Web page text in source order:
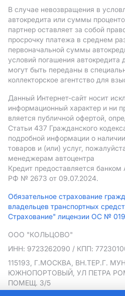
В случае невозвращения в
автокредита или суммы
партнер оставляет за собой
просрочку платежа в среднем
первоначальной суммы
условий погашения автокредита
могут быть переданы в
коллекторское агентство для
Данный Интернет-сайт носит
информационный характер и ни
вляется публичной офертой,
Статьи 437 Гражданского
подробной информации о
товаров и (или) услуг,
менеджерам автоцентра
Кредит предоставляется банком
РФ № 2673 от 09.07.2024.
Обязательное страхование
владельцев транспортных
Страхование" лицензии ОС №
ООО "КОЛЬЦОВО"
ИНН: 9723262090 / КПП:
115193, Г.МОСКВА, ВН.ТЕР.Г.
ЮЖНОПОРТОВЫЙ, УЛ ПЕТРА
ПОМЕЩ. 3/5